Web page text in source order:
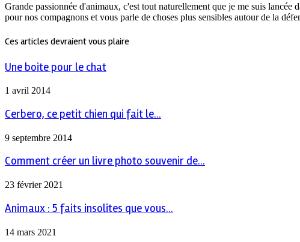
Grande passionnée d'animaux, c'est tout naturellement que je me suis
pour nos compagnons et vous parle de choses plus sensibles autour de la
Ces articles devraient vous plaire
Une boite pour le chat
1 avril 2014
Cerbero, ce petit chien qui fait le...
9 septembre 2014
Comment créer un livre photo souvenir de...
23 février 2021
Animaux : 5 faits insolites que vous...
14 mars 2021